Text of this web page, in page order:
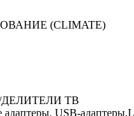
(CLIMATE)
ТВ
USB-